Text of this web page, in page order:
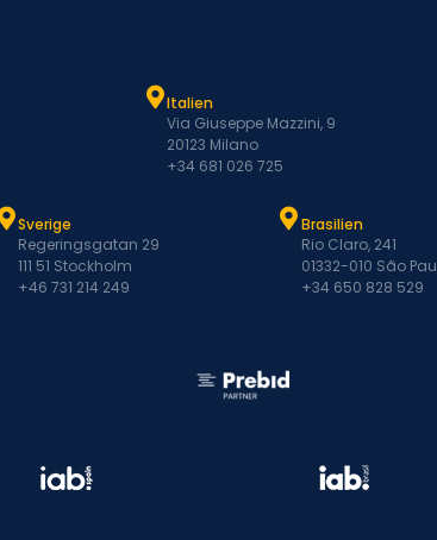
Italien
Via Giuseppe Mazzini, 9
20123 Milano
+34 681 026 725
Sverige
Regeringsgatan 29
111 51 Stockholm
+46 731 214 249
Brasilien
Rio Claro, 241
01332-010 São
+34 650 828 529